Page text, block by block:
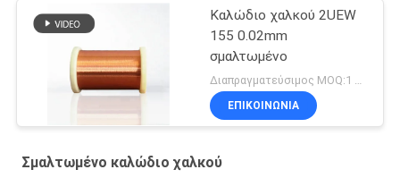
Καλώδιο χαλκού 2UEW
155 0.02mm
σμαλτωμένο
Διαπραγματεύσιμος MOQ:1 χιλιόγραμμο/χιλιόγραμμα
ΕΠΙΚΟΙΝΩΝΙΑ
Σμαλτωμένο καλώδιο χαλκού